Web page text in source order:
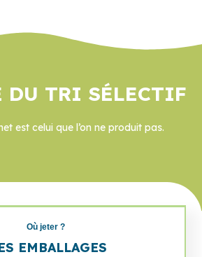
DU TRI SÉLECTIF
est celui que l’on ne produit pas.
Où jeter ?
EMBALLAGES